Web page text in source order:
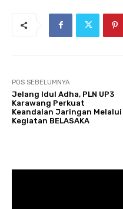
POS SEBELUMNYA
Jelang Idul Adha, PLN UP3
Karawang Perkuat
Keandalan Jaringan Melalui
Kegiatan BELASAKA